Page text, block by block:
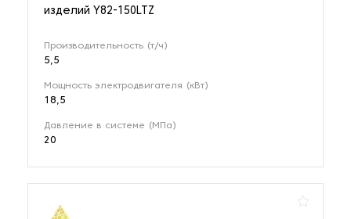
изделий Y82-150LTZ
Производительность (т/ч)
5,5
Мощность электродвигателя (кВт)
18,5
Давление в системе (МПа)
20